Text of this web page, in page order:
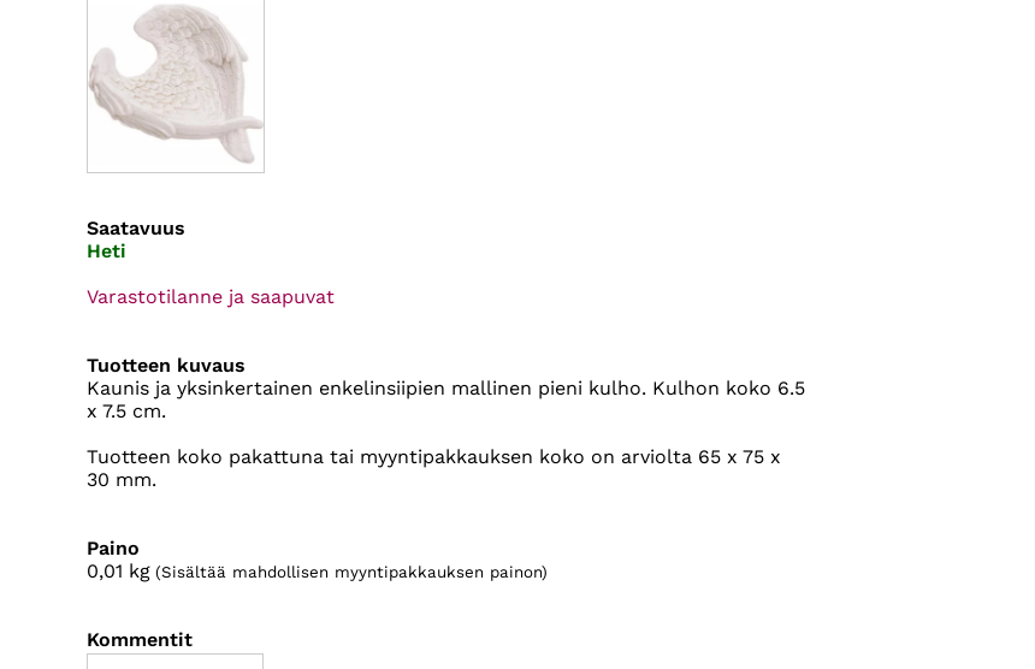
Saatavuus
Heti
Varastotilanne ja saapuvat
Tuotteen kuvaus
Kaunis ja yksinkertainen enkelinsiipien mallinen pieni kulho. Kulhon koko 6.5
x 7.5 cm.
Tuotteen koko pakattuna tai myyntipakkauksen koko on arviolta 65 x 75 x
30 mm.
Paino
0,01 kg (Sisältää mahdollisen myyntipakkauksen painon)
Kommentit